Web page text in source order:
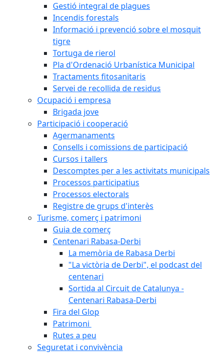
Gestió integral de plagues
Incendis forestals
Informació i prevenció sobre el mosquit
tigre
Tortuga de rierol
Pla d'Ordenació Urbanística Municipal
Tractaments fitosanitaris
Servei de recollida de residus
Ocupació i empresa
Brigada jove
Participació i cooperació
Agermanaments
Consells i comissions de participació
Cursos i tallers
Descomptes per a les activitats municipals
Processos participatius
Processos electorals
Registre de grups d'interès
Turisme, comerç i patrimoni
Guia de comerç
Centenari Rabasa-Derbi
La memòria de Rabasa Derbi
"La victòria de Derbi", el podcast del
centenari
Sortida al Circuit de Catalunya -
Centenari Rabasa-Derbi
Fira del Glop
Patrimoni
Rutes a peu
Seguretat i convivència